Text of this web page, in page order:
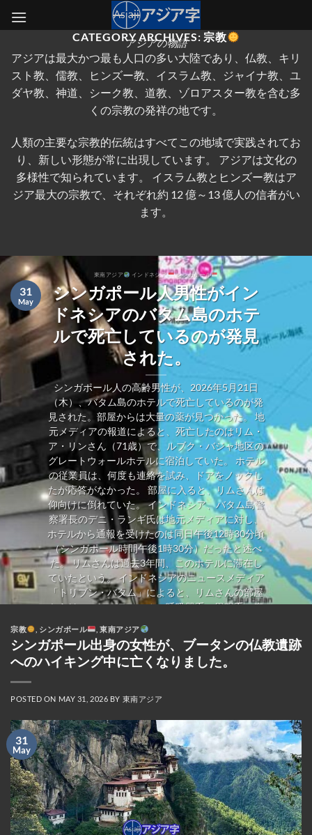
アジアの物語
CATEGORY ARCHIVES: 宗教
アジアは最大かつ最も人口の多い大陸であり、仏教、キリ
スト教、儒教、ヒンズー教、イスラム教、ジャイナ教、ユ
ダヤ教、神道、シーク教、道教、ゾロアスター教を含む多
くの宗教の発祥の地です。
人類の主要な宗教的伝統はすべてこの地域で実践されてお
り、新しい形態が常に出現しています。 アジアは文化の
多様性で知られています。 イスラム教とヒンズー教はア
ジア最大の宗教で、それぞれ約 12 億～13 億人の信者がい
ます。
東南アジア インドネシア シンガポール
シンガポール人男性がイン
ドネシアのバタム島のホテ
ルで死亡しているのが発見
された。
シンガポール人の高齢男性が、2026年5月21日
（木）、バタム島のホテルで死亡しているのが発
見された。部屋からは大量の薬が見つかった。 地
元メディアの報道によると、死亡したのはリム・
ア・リンさん（71歳）で、ルブク・バジャ地区の
グレートウォールホテルに宿泊していた。 ホテル
の従業員は、何度も連絡を試み、ドアをノックし
たが応答がなかった。 部屋に入ると、リムさんは
仰向けに倒れていた。 インドネシア、バタム島警
察署長のデニ・ランギ氏は地元メディアに対し、
ホテルから通報を受けたのは同日午後12時30分頃
（シンガポール時間午後1時30分）だったと述べ
た。 リムさんは過去3年間、このホテルに滞在し
ていたという。 インドネシアのニュースメディア
「トリブン・バタム」によると、リムさんの部屋
からは、コレステロール、呼吸器系、胃腸系の疾
ル剤の箱やボトルも多数あり、中には医師の処方
箋と服用方法の説明書が添付されているものもあ
った。 遺体はその後、死因特定のため検死解剖の
期捜査では暴力の痕跡は見られなかったとし、検
ポールの高齢者は、生活費が安いためシンガポー
ルドルをより有効に活用できることから、バタム
島を頻繁に訪れている。 多くの高齢者は、日用品
を買い込むために空のスーツケースを持って旅行
する。インドネシアの食料品や日用品は、シンガ
ポールよりも最大60％も安い場合があるからだ。
伝統的なマッサージ、スパ、サロンでのトリート
メントといったサービスは、シンガポールでかか
31
May
宗教 シンガポール ,東南アジア
シンガポール出身の女性が、ブータンの仏教遺跡
へのハイキング中に亡くなりました。
POSTED ON MAY 31, 2026 BY 東南アジア
31
May